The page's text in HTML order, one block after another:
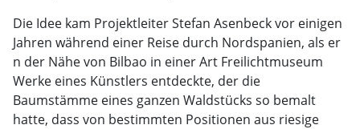
Die Idee kam Projektleiter Stefan Asenbeck vor einigen
Jahren während einer Reise durch Nordspanien, als er
n der Nähe von Bilbao in einer Art Freilichtmuseum
Werke eines Künstlers entdeckte, der die
Baumstämme eines ganzen Waldstücks so bemalt
hatte, dass von bestimmten Positionen aus riesige